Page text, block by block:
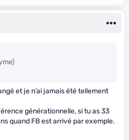
et je n’ai jamais été tellement
générationnelle, si tu as 33
quand FB est arrivé par exemple.